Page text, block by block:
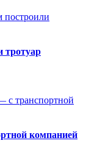
тротуар
компанией